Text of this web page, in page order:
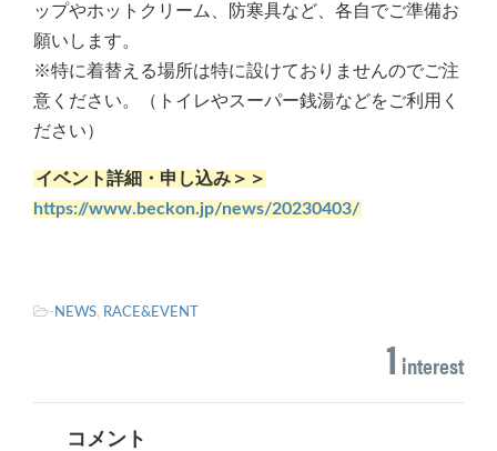
ップやホットクリーム、防寒具など、各自でご準備お
願いします。
※特に着替える場所は特に設けておりませんのでご注
意ください。（トイレやスーパー銭湯などをご利用く
ださい）
イベント詳細・申し込み＞＞
https://www.beckon.jp/news/20230403/
- NEWS, RACE&EVENT
1 interest
コメント